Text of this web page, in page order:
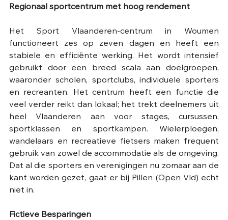
Regionaal sportcentrum met hoog rendement
Het Sport Vlaanderen-centrum in Woumen
functioneert zes op zeven dagen en heeft een
stabiele en efficiënte werking. Het wordt intensief
gebruikt door een breed scala aan doelgroepen,
waaronder scholen, sportclubs, individuele sporters
en recreanten. Het centrum heeft een functie die
veel verder reikt dan lokaal; het trekt deelnemers uit
heel Vlaanderen aan voor stages, cursussen,
sportklassen en sportkampen. Wielerploegen,
wandelaars en recreatieve fietsers maken frequent
gebruik van zowel de accommodatie als de omgeving.
Dat al die sporters en verenigingen nu zomaar aan de
kant worden gezet, gaat er bij Pillen (Open Vld) echt
niet in.
Fictieve Besparingen